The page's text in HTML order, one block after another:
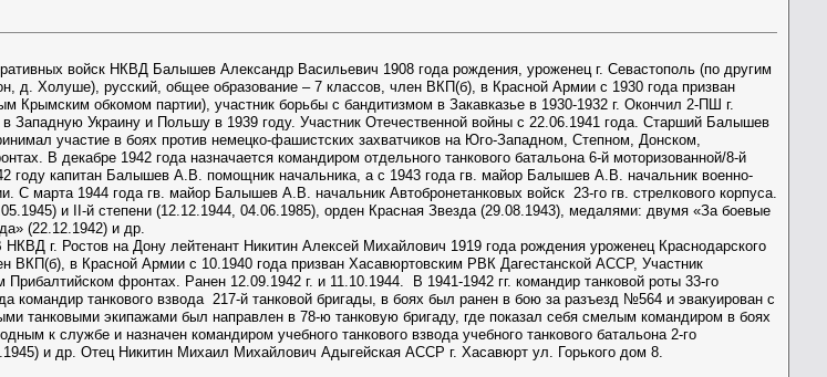
войск НКВД Балышев Александр Васильевич 1908 года рождения, уроженец г. Севастополь (по другим
д. Холуше), русский, общее образование – 7 классов, член ВКП(б), в Красной Армии с 1930 года призван
Крымским обкомом партии), участник борьбы с бандитизмом в Закавказье в 1930-1932 г. Окончил 2-ПШ г.
Западную Украину и Польшу в 1939 году. Участник Отечественной войны с 22.06.1941 года. Старший Балышев
участие в боях против немецко-фашистских захватчиков на Юго-Западном, Степном, Донском,
В декабре 1942 года назначается командиром отдельного танкового батальона 6-й моторизованной/8-й
году капитан Балышев А.В. помощник начальника, а с 1943 года гв. майор Балышев А.В. начальник военно-
С марта 1944 года гв. майор Балышев А.В. начальник Автобронетанковых войск 23-го гв. стрелкового корпуса.
и II-й степени (12.12.1944, 04.06.1985), орден Красная Звезда (29.08.1943), медалями: двумя «За боевые
(22.12.1942) и др.
г. Ростов на Дону лейтенант Никитин Алексей Михайлович 1919 года рождения уроженец Краснодарского
ВКП(б), в Красной Армии с 10.1940 года призван Хасавюртовским РВК Дагестанской АССР, Участник
фронтах. Ранен 12.09.1942 г. и 11.10.1944. В 1941-1942 гг. командир танковой роты 33-го
командир танкового взвода 217-й танковой бригады, в боях был ранен в бою за разъезд №564 и эвакуирован с
танковыми экипажами был направлен в 78-ю танковую бригаду, где показал себя смелым командиром в боях
к службе и назначен командиром учебного танкового взвода учебного танкового батальона 2-го
и др. Отец Никитин Михаил Михайлович Адыгейская АССР г. Хасавюрт ул. Горького дом 8.